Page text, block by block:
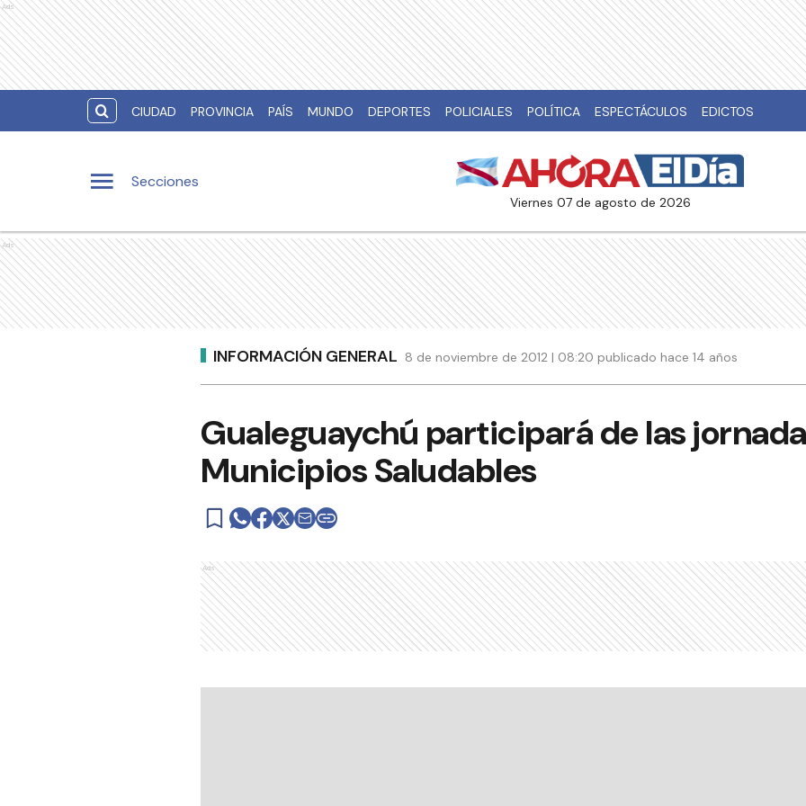
Ads
CIUDAD PROVINCIA PAÍS MUNDO DEPORTES POLICIALES POLÍTICA ESPECTÁCULOS EDICTOS
Secciones
viernes 07 de agosto de 2026
Ads
INFORMACIÓN GENERAL 8 de noviembre de 2012 | 08:20 publicado hace 14 años
Gualeguaychú participará de las
Municipios Saludables
Ads